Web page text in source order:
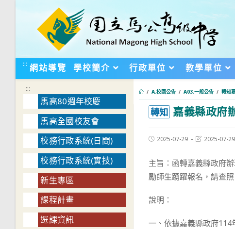
::: 網站導覽 學校簡介 行政單位 教學單位
/ A.校園公告 / A03.一般公告 / 轉知
轉知 嘉義縣政府
Post2025-07-29
Post2025-07-29
主旨：函轉嘉義縣政府
勵師生踴躍報名，請查照
說明：
一、依據嘉義縣政府114
:::
馬高80週年校慶
馬高全國校友會
校務行政系統(日間)
校務行政系統(實技)
新生專區
課程計畫
選課資訊